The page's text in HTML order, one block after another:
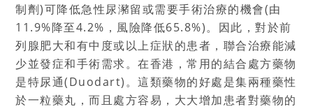
制劑)可降低急性尿瀦留或需要手術治療的機會(由
11.9%降至4.2%，風險降低65.8%)。因此，對於前
列腺肥大和有中度或以上症狀的患者，聯合治療能減
少並發症和手術需求。在香港，常用的結合處方藥物
是特尿通(Duodart)。這類藥物的好處是集兩種藥性
於一粒藥丸，而且處方容易，大大增加患者對藥物的